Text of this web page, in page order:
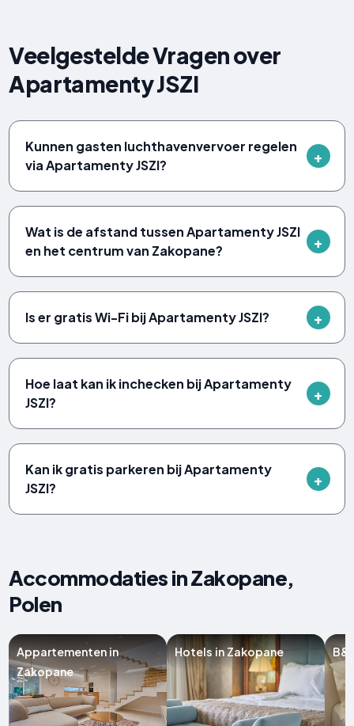
Veelgestelde Vragen over
Apartamenty JSZI
Kunnen gasten luchthavenvervoer regelen
via Apartamenty JSZI?
Wat is de afstand tussen Apartamenty JSZI
en het centrum van Zakopane?
Is er gratis Wi-Fi bij Apartamenty JSZI?
Hoe laat kan ik inchecken bij Apartamenty
JSZI?
Kan ik gratis parkeren bij Apartamenty
JSZI?
Accommodaties in Zakopane,
Polen
Appartementen in
Zakopane
Hotels in Zakopane